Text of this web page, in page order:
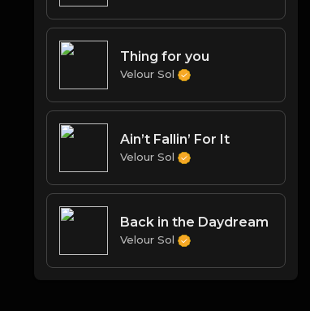
Thing for you
Velour Sol
Ain’t Fallin’ For It
Velour Sol
Back in the Daydream
Velour Sol